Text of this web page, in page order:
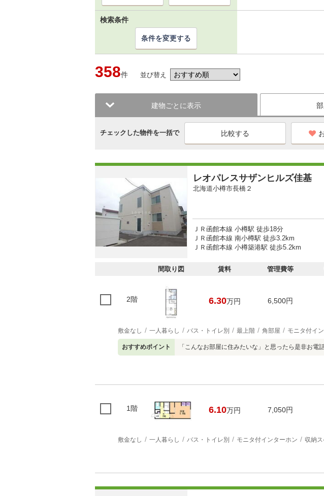
検索条件
条件を変更する
358件 並び替え
建物ごとに表示
チェックした物件を一括で
レオパレスサザンヒルズ佳基
北海道小樽市長橋２
ＪＲ函館本線 小樽駅 徒歩18分
ＪＲ函館本線 南小樽駅 徒歩3.2km
ＪＲ函館本線 小樽築港駅 徒歩5.2km
間取り図 賃料 管理費等
2階 6.30万円 6,500円
敷金なし 一人暮らし バス・トイレ別 最上階 角部屋 モニタ付イ
おすすめポイント 「こんなお部屋に住みたいな」と思ったら是非お電
1階 6.10万円 7,050円
敷金なし 一人暮らし バス・トイレ別 モニタ付インターホン 収納